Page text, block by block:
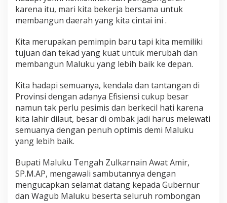
karena itu, mari kita bekerja bersama untuk
membangun daerah yang kita cintai ini .
Kita merupakan pemimpin baru tapi kita memiliki
tujuan dan tekad yang kuat untuk merubah dan
membangun Maluku yang lebih baik ke depan.
Kita hadapi semuanya, kendala dan tantangan di
Provinsi dengan adanya Efisiensi cukup besar
namun tak perlu pesimis dan berkecil hati karena
kita lahir dilaut, besar di ombak jadi harus melewati
semuanya dengan penuh optimis demi Maluku
yang lebih baik.
Bupati Maluku Tengah Zulkarnain Awat Amir,
SP.M.AP, mengawali sambutannya dengan
mengucapkan selamat datang kepada Gubernur
dan Wagub Maluku beserta seluruh rombongan